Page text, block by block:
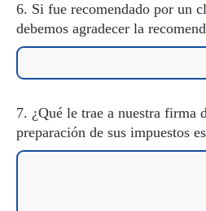
6. Si fue recomendado por un
debemos agradecer la
7. ¿Qué le trae a nuestra firma
preparación de sus impuestos